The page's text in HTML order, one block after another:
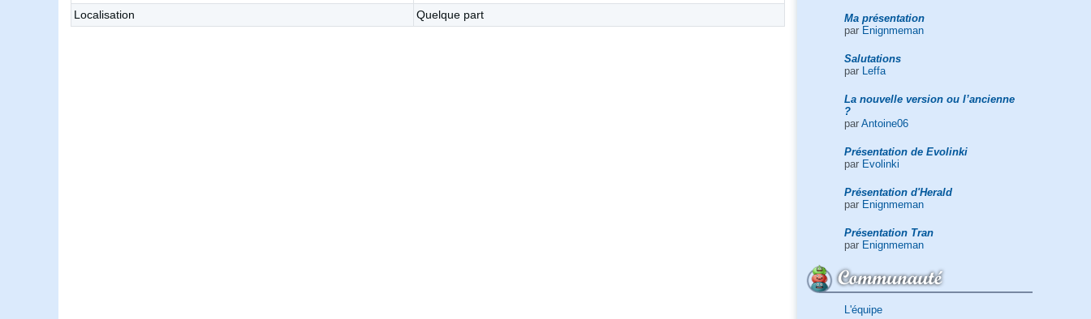
Ma présentation
par Enignmeman
Salutations
par
Leffa
La nouvelle version ou l’ancienne
?
par Antoine06
Présentation de Evolinki
par Evolinki
Présentation d'Herald
par Enignmeman
Présentation Tran
par Enignmeman
Communauté
L'équipe
Localisation
Quelque part